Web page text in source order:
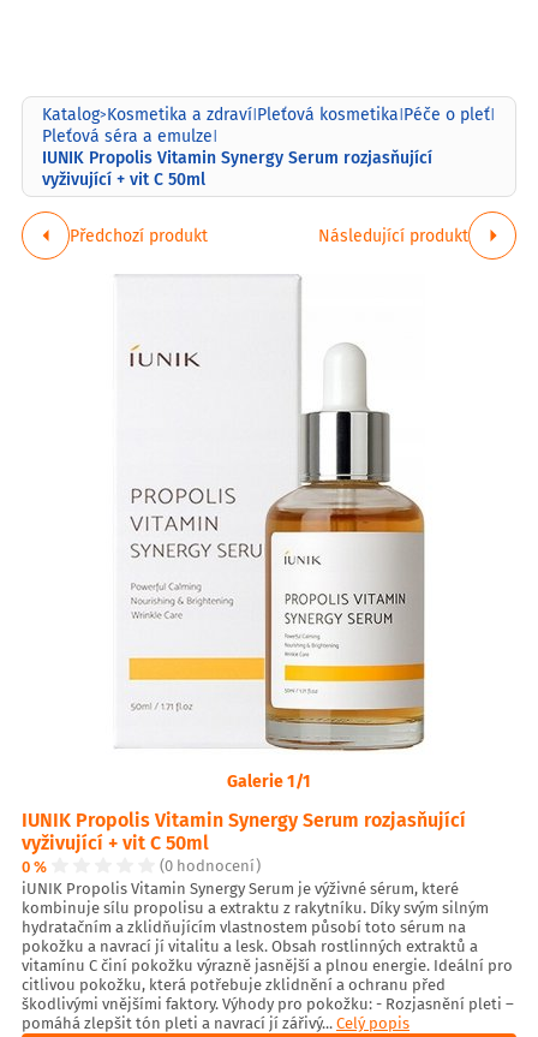
Katalog>Kosmetika a zdraví|Pleťová kosmetika|Péče o pleť|
Pleťová séra a emulze|
IUNIK Propolis Vitamin Synergy Serum rozjasňující
vyživující + vit C 50ml
Předchozí produkt Následující produkt
Galerie 1/1
IUNIK Propolis Vitamin Synergy Serum rozjasňující
vyživující + vit C 50ml
0 %
(0 hodnocení)
iUNIK Propolis Vitamin Synergy Serum je výživné sérum, které
kombinuje sílu propolisu a extraktu z rakytníku. Díky svým silným
hydratačním a zklidňujícím vlastnostem působí toto sérum na
pokožku a navrací jí vitalitu a lesk. Obsah rostlinných extraktů a
vitamínu C činí pokožku výrazně jasnější a plnou energie. Ideální pro
citlivou pokožku, která potřebuje zklidnění a ochranu před
škodlivými vnějšími faktory. Výhody pro pokožku: - Rozjasnění pleti –
pomáhá zlepšit tón pleti a navrací jí zářivý...Celý popis